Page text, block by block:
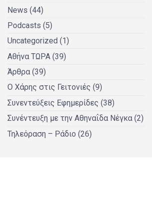
News (44)
Podcasts (5)
Uncategorized (1)
Αθήνα ΤΩΡΑ (39)
Άρθρα (39)
Ο Χάρης στις Γειτονιές (9)
Συνεντεύξεις Εφημερίδες (38)
Συνέντευξη με την Αθηναΐδα Νέγκα (2)
Τηλεόραση – Ράδιο (26)